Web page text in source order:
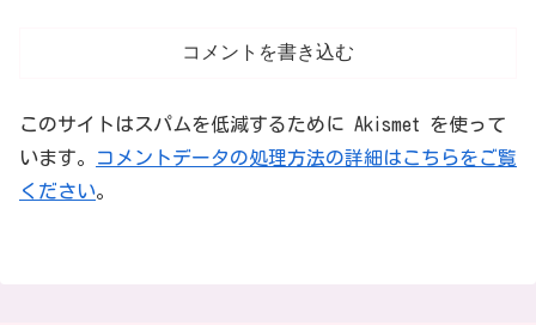
コメントを書き込む
このサイトはスパムを低減するために Akismet を使って
います。
コメントデータの処理方法の詳細はこちらをご覧
ください。